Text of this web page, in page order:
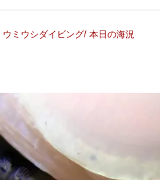
ウミウシダイビング/ 本日の海況